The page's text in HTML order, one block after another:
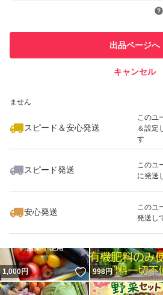
引を完
での取
ません
スピード＆安心発送
このユ
＆設定
す
スピード発送
このユ
に発送
安心発送
このユ
発送し
出品ページへ
キャンセル
1,000円 いいね！
998円